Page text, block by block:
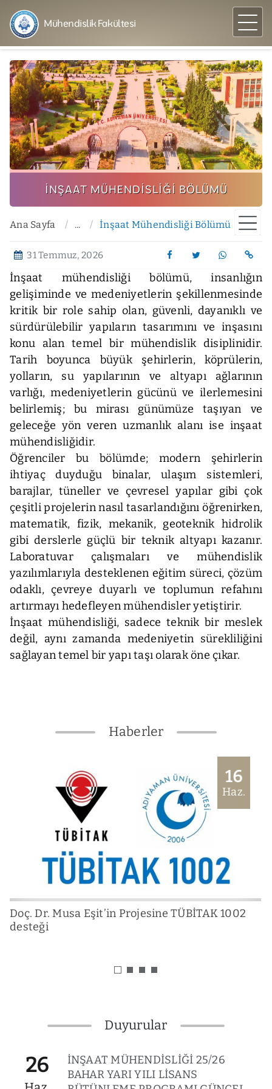
Mühendislik Fakültesi
İNŞAAT MÜHENDISLIĞI BÖLÜMÜ
Ana Sayfa ... İnşaat Mühendisliği Bölümü
31 Temmuz, 2026
İnşaat mühendisliği bölümü, insanlığın
gelişiminde ve medeniyetlerin şekillenmesinde
kritik bir role sahip olan, güvenli, dayanıklı ve
sürdürülebilir yapıların tasarımını ve inşasını
konu alan temel bir mühendislik disiplinidir.
Tarih boyunca büyük şehirlerin, köprülerin,
yolların, su yapılarının ve altyapı ağlarının
varlığı, medeniyetlerin gücünü ve ilerlemesini
belirlemiş; bu mirası günümüze taşıyan ve
geleceğe yön veren uzmanlık alanı ise inşaat
mühendisliğidir.
Öğrenciler bu bölümde; modern şehirlerin
ihtiyaç duyduğu binalar, ulaşım sistemleri,
barajlar, tüneller ve çevresel yapılar gibi çok
çeşitli projelerin nasıl tasarlandığını öğrenirken,
matematik, fizik, mekanik, geoteknik hidrolik
gibi derslerle güçlü bir teknik altyapı kazanır.
Laboratuvar çalışmaları ve mühendislik
yazılımlarıyla desteklenen eğitim süreci, çözüm
odaklı, çevreye duyarlı ve toplumun refahını
artırmayı hedefleyen mühendisler yetiştirir.
İnşaat mühendisliği, sadece teknik bir meslek
değil, aynı zamanda medeniyetin sürekliliğini
sağlayan temel bir yapı taşı olarak öne çıkar.
Haberler
16
Haz.
Doç. Dr. Musa Eşit’in Projesine TÜBİTAK 1002
desteği
Duyurular
26
İNŞAAT MÜHENDİSLİĞİ 25/26
BAHAR YARI YILI LİSANS